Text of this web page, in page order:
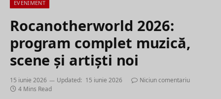
EVENIMENT
Rocanotherworld 2026:
program complet muzică,
scene și artiști noi
15 iunie 2026 Updated: 15 iunie 2026
Niciun comentariu
4 Mins Read